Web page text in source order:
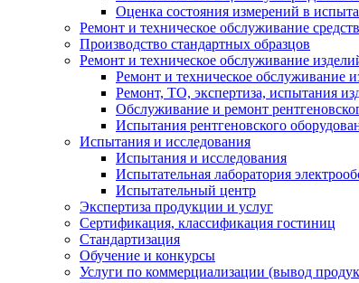
Оценка состояния измерений в
Ремонт и техническое обслуживание
Производство стандартных образцов
Ремонт и техническое обслуживание
Ремонт и техническое обслуживание
Ремонт, ТО, экспертиза, испытания
Обслуживание и ремонт
Испытания рентгеновского
Испытания и исследования
Испытания и исследования
Испытательная лаборатория
Испытательный центр
Экспертиза продукции и услуг
Сертификация, классификация гостиниц
Стандартизация
Обучение и конкурсы
Услуги по коммерциализации (вывод